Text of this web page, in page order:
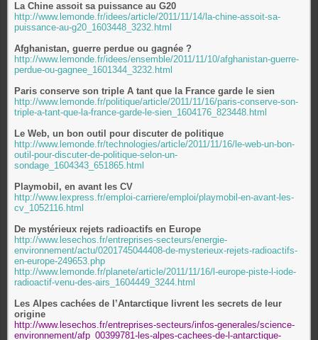
La Chine assoit sa puissance au G20
http://www.lemonde.fr/idees/article/2011/11/14/la-chine-assoit-sa-
puissance-au-g20_1603448_3232.html
Afghanistan, guerre perdue ou gagnée ?
http://www.lemonde.fr/idees/ensemble/2011/11/10/afghanistan-guerre-
perdue-ou-gagnee_1601344_3232.html
Paris conserve son triple A tant que la France garde le sien
http://www.lemonde.fr/politique/article/2011/11/16/paris-conserve-son-
triple-a-tant-que-la-france-garde-le-sien_1604176_823448.html
Le Web, un bon outil pour discuter de politique
http://www.lemonde.fr/technologies/article/2011/11/16/le-web-un-bon-
outil-pour-discuter-de-politique-selon-un-
sondage_1604343_651865.html
Playmobil, en avant les CV
http://www.lexpress.fr/emploi-carriere/emploi/playmobil-en-avant-les-
cv_1052116.html
De mystérieux rejets radioactifs en Europe
http://www.lesechos.fr/entreprises-secteurs/energie-
environnement/actu/0201745044408-de-mysterieux-rejets-radioactifs-
en-europe-249653.php
http://www.lemonde.fr/planete/article/2011/11/16/l-europe-piste-l-iode-
radioactif-venu-des-airs_1604449_3244.html
Les Alpes cachées de l’Antarctique livrent les secrets de leur
origine
http://www.lesechos.fr/entreprises-secteurs/infos-generales/science-
environnement/afp_00399781-les-alpes-cachees-de-l-antarctique-